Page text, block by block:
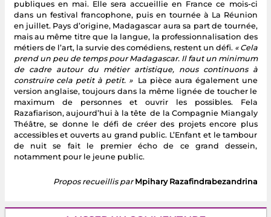
publiques en mai. Elle sera accueillie en France ce mois-ci
dans un festival francophone, puis en tournée à La Réunion
en juillet. Pays d’origine, Madagascar aura sa part de tournée,
mais au même titre que la langue, la professionnalisation des
métiers de l’art, la survie des comédiens, restent un défi. « Cela
prend un peu de temps pour Madagascar. Il faut un minimum
de cadre autour du métier artistique, nous continuons à
construire cela petit à petit. »La pièce aura également une
version anglaise, toujours dans la même lignée de toucher le
maximum de personnes et ouvrir les possibles. Fela
Razafiarison, aujourd’hui à la tête de la Compagnie Miangaly
Théâtre, se donne le défi de créer des projets encore plus
accessibles et ouverts au grand public. L’Enfant et le tambour
de nuit se fait le premier écho de ce grand dessein,
notamment pour le jeune public.
Propos recueillis par Mpihary Razafindrabezandrina